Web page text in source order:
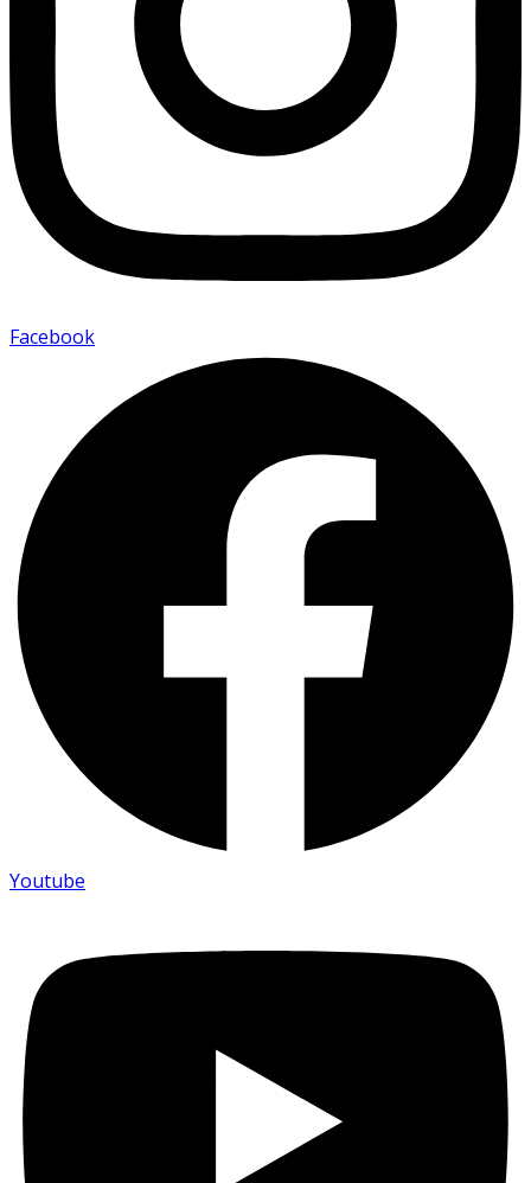
Facebook
Youtube